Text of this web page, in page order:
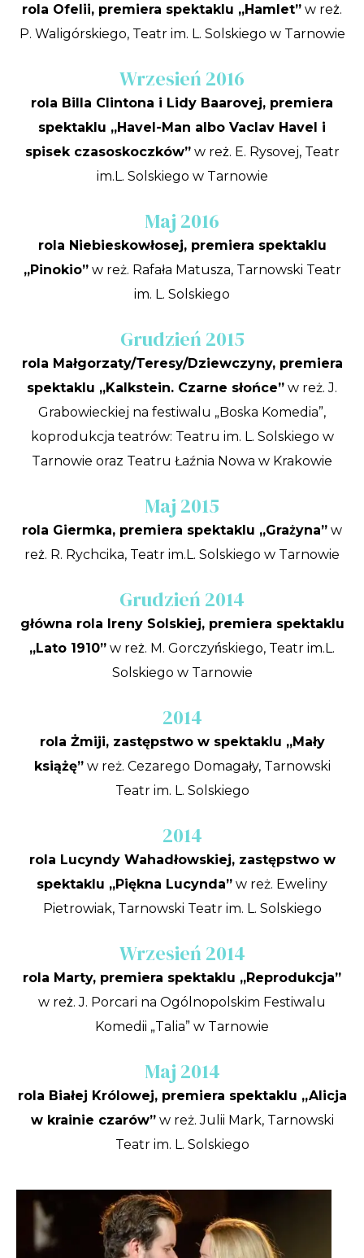
rola Ofelii, premiera spektaklu „Hamlet” w reż.
P. Waligórskiego, Teatr im. L. Solskiego w Tarnowie
Wrzesień 2016
rola Billa Clintona i Lidy Baarovej, premiera
spektaklu „Havel-Man albo Vaclav Havel i
spisek czasoskoczków”w reż. E. Rysovej, Teatr
im.L. Solskiego w Tarnowie
Maj 2016
rola Niebieskowłosej, premiera spektaklu
„Pinokio”w reż. Rafała Matusza, Tarnowski Teatr
im. L. Solskiego
Grudzień 2015
rola Małgorzaty/Teresy/Dziewczyny, premiera
spektaklu „Kalkstein. Czarne słońce” w reż. J.
Grabowieckiej na festiwalu „Boska Komedia”,
koprodukcja teatrów: Teatru im. L. Solskiego w
Tarnowie oraz Teatru Łaźnia Nowa w Krakowie
Maj 2015
rola Giermka, premiera spektaklu „Grażyna” w
reż. R. Rychcika, Teatr im.L. Solskiego w Tarnowie
Grudzień 2014
główna rola Ireny Solskiej, premiera spektaklu
„Lato 1910” w reż. M. Gorczyńskiego, Teatr im.L.
Solskiego w Tarnowie
2014
rola Żmiji, zastępstwo w spektaklu „Mały
książę”w reż. Cezarego Domagały, Tarnowski
Teatr im. L. Solskiego
2014
rola Lucyndy Wahadłowskiej, zastępstwo w
spektaklu „Piękna Lucynda” w reż. Eweliny
Pietrowiak, Tarnowski Teatr im. L. Solskiego
Wrzesień 2014
rola Marty, premiera spektaklu „Reprodukcja”
w reż. J. Porcari na Ogólnopolskim Festiwalu
Komedii „Talia” w Tarnowie
Maj 2014
rola Białej Królowej, premiera spektaklu „Alicja
w krainie czarów”w reż. Julii Mark, Tarnowski
Teatr im. L. Solskiego